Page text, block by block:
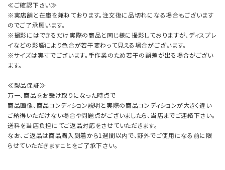
≪ご確認下さい≫
※実店舗と在庫を兼ねております。注文後に品切れになる場合もございます
のでご了承願います。
※撮影にはできるだけ実際の商品と同じ様に撮影しておりますが、ディスプレ
イなどの影響により色合が若干変わって見える場合がございます。
※サイズは実寸でございます。手作業のため若干の誤差が出る場合がござい
ます。
≪製品保証≫
万一、商品をお受け取りになった時点で
商品画像、商品コンディション説明と実際の商品コンディションが大きく違い
ご納得いただけない場合や問題点がございましたら、当店までご連絡下さい。
送料を当店負担にてご返品対応をさせていただきます。
なお、ご返品は商品購入到着から1週間以内で、野外でご使用になる前に限
らせていただきますことをご了承下さい。